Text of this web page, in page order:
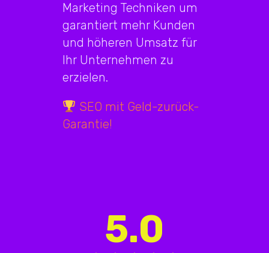
Marketing Techniken um
garantiert mehr Kunden
und höheren Umsatz für
Ihr Unternehmen zu
erzielen.
SEO mit Geld-zurück-
Garantie!
5.0